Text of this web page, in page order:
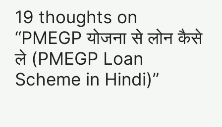
19 thoughts on
“PMEGP योजना से लोन कैसे
ले (PMEGP Loan
Scheme in Hindi)”